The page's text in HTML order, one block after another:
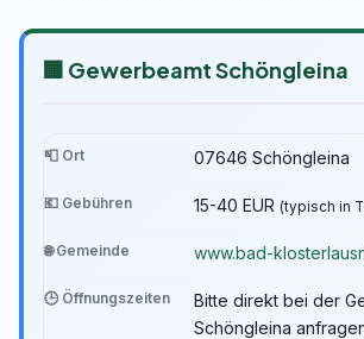
🏢 Gewerbeamt Schöngleina
📮 Ort 07646 Schöngleina
💶 Gebühren 15-40 EUR (typisch in
🌐 Gemeinde www.bad-
🕒 Öffnungszeiten
Bitte direkt bei der
Schöngleina